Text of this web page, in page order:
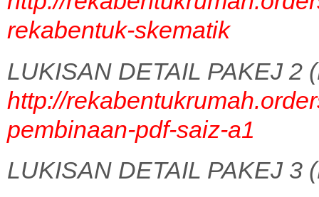
rekabentuk-skematik
LUKISAN DETAIL PAKEJ 2
http://
pembinaan-pdf-saiz-a1
LUKISAN DETAIL PAKEJ 3